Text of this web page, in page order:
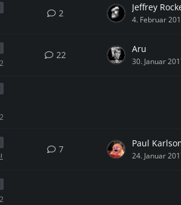
2
Jeffrey
4. Februar
22
Aru
30. Januar
2
7
Paul
24. Januar
2